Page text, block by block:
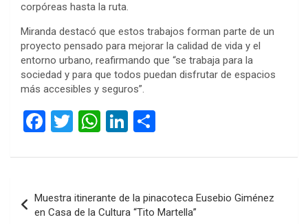
corpóreas hasta la ruta.
Miranda destacó que estos trabajos forman parte de un
proyecto pensado para mejorar la calidad de vida y el
entorno urbano, reafirmando que “se trabaja para la
sociedad y para que todos puedan disfrutar de espacios
más accesibles y seguros”.
F
ce
o
T
tt
er
W
at
A
Li
ke
dI
n
m
ar
de
Muestra itinerante de la pinacoteca Eusebio Giménez
en Casa de la Cultura “Tito Martella”